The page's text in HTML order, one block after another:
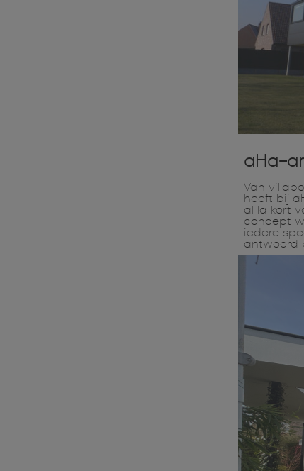
aHa-
Van
heeft bij
aHa kort
concept
iedere
antwoord